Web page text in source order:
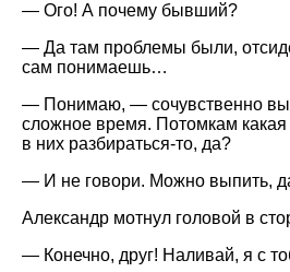
— Ого! А почему бывший?
— Да там проблемы были,
сам понимаешь…
— Понимаю, — сочувственно
сложное время. Потомкам какая
в них разбираться-то, да?
— И не говори. Можно выпить,
Александр мотнул головой в
— Конечно, друг! Наливай, я с